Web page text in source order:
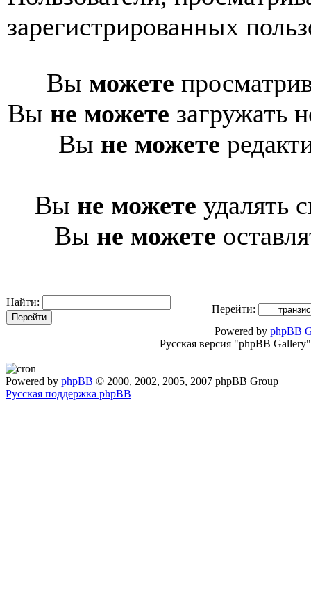
зарегистрированных
Вы можете
Вы не можете загружать
Вы не можете
Вы не можете удалять
Вы не можете
Найти:
Перейти:
Powered by phpBB
Русская версия "phpBB
Powered by phpBB © 2000, 2002, 2005, 2007 phpBB Group
Русская поддержка phpBB